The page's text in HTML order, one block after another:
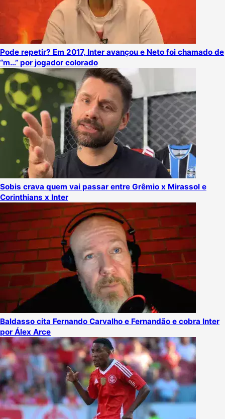
Pode repetir? Em 2017, Inter avançou e Neto foi chamado de
“m…” por jogador colorado
Sobis crava quem vai passar entre Grêmio x Mirassol e
Corinthians x Inter
Baldasso cita Fernando Carvalho e Fernandão e cobra Inter
por Álex Arce